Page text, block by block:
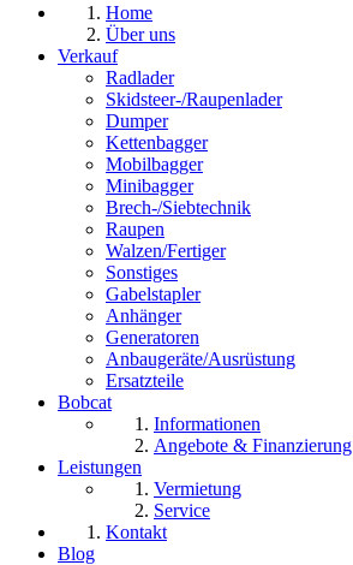
Home
Über uns
Verkauf
Radlader
Skidsteer-/Raupenlader
Dumper
Kettenbagger
Mobilbagger
Minibagger
Brech-/Siebtechnik
Raupen
Walzen/Fertiger
Sonstiges
Gabelstapler
Anhänger
Generatoren
Anbaugeräte/Ausrüstung
Ersatzteile
Bobcat
Informationen
Angebote & Finanzierung
Leistungen
Vermietung
Service
Kontakt
Blog